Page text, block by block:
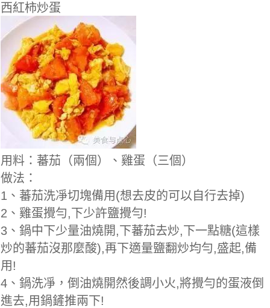
西紅柿炒蛋
用料：蕃茄（兩個）、雞蛋（三個）
做法：
1、蕃茄洗凈切塊備用(想去皮的可以自行去掉)
2、雞蛋攪勻,下少許鹽攪勻!
3、鍋中下少量油燒開,下蕃茄去炒,下一點糖(這樣
炒的蕃茄沒那麼酸),再下適量鹽翻炒均勻,盛起,備
用!
4、鍋洗凈，倒油燒開然後調小火,將攪勻的蛋液倒
進去,用鍋鏟推兩下!